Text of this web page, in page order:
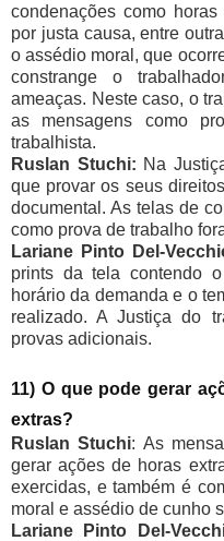
condenações como
por justa causa, entre
o assédio moral, que
constrange o
ameaças. Neste caso, o
as mensagens como
trabalhista.
Ruslan Stuchi: Na
que provar os seus
documental. As telas de
como prova de trabalho
Lariane Pinto Del-
prints da tela contendo
horário da demanda e o
realizado. A Justiça do
provas adicionais.
11) O que pode gerar
extras?
Ruslan Stuchi: As
gerar ações de horas
exercidas, e também é
moral e assédio de cunho
Lariane Pinto Del-